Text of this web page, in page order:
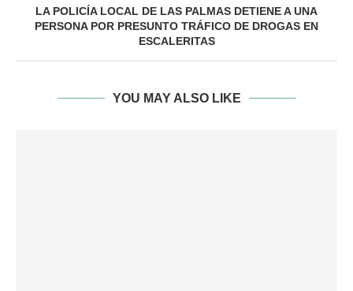
LA POLICÍA LOCAL DE LAS PALMAS DETIENE A UNA
PERSONA POR PRESUNTO TRÁFICO DE DROGAS EN
ESCALERITAS
YOU MAY ALSO LIKE